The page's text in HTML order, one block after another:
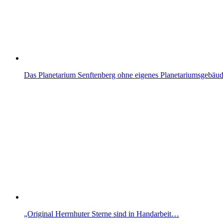
Das Planetarium Senftenberg ohne eigenes
„Original Herrnhuter Sterne sind in Handarbeit…